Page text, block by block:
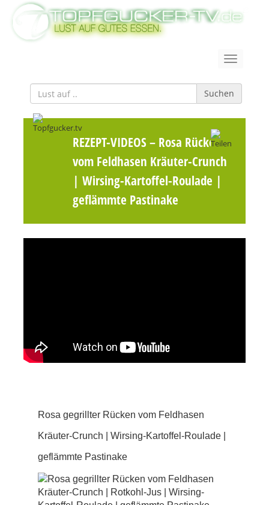
Suchen
REZEPT-VIDEOS– Rosa Rücken
vom Feldhasen Kräuter-Crunch
| Wirsing-Kartoffel-Roulade |
geflämmte Pastinake
Rosa gegrillter Rücken vom Feldhasen
Kräuter-Crunch | Wirsing-Kartoffel-Roulade |
geflämmte Pastinake